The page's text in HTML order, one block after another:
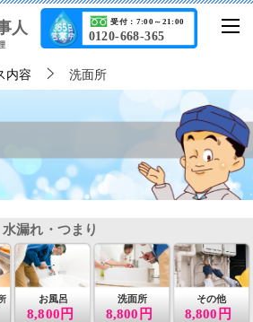
人 0120-668-365
受付：7:00～21:00
内容 洗面所
お風呂
8,800円
洗面所
8,800円
その他
8,800円
水漏れ・つまり